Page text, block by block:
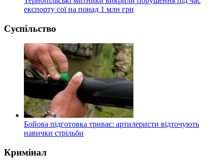
експорту сої на понад 1 млн грн
Суспільство
Бойова підготовка триває: артилеристи відточують
навички стрільби
Кримінал